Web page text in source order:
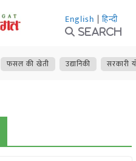
English | हिन्दी
Search
फसल की खेती उद्यानिकी सरकारी